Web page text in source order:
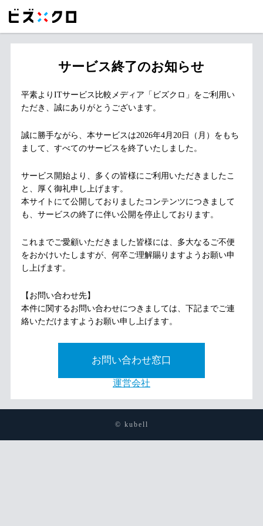
サービス終了のお知らせ
平素よりITサービス比較メディア「ビズクロ」をご利用い
ただき、誠にありがとうございます。
誠に勝手ながら、本サービスは2026年4月20日（月）をもち
まして、すべてのサービスを終了いたしました。
サービス開始より、多くの皆様にご利用いただきましたこ
と、厚く御礼申し上げます。
本サイトにて公開しておりましたコンテンツにつきまして
も、サービスの終了に伴い公開を停止しております。
これまでご愛顧いただきました皆様には、多大なるご不便
をおかけいたしますが、何卒ご理解賜りますようお願い申
し上げます。
【お問い合わせ先】
本件に関するお問い合わせにつきましては、下記までご連
絡いただけますようお願い申し上げます。
お問い合わせ窓口
運営会社
© kubell